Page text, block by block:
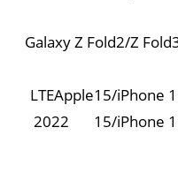
Galaxy Z Fold2/Z
LTEApple15/iPhone
2022 15/iPhone